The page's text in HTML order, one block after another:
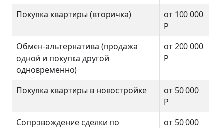
Покупка квартиры (вторичка)
от 100 000
Р
Обмен-альтернатива (продажа
одной и покупка другой
одновременно)
от 200 000
Р
Покупка квартиры в новостройке
от 50 000
Р
Сопровождение сделки по
от 50 000